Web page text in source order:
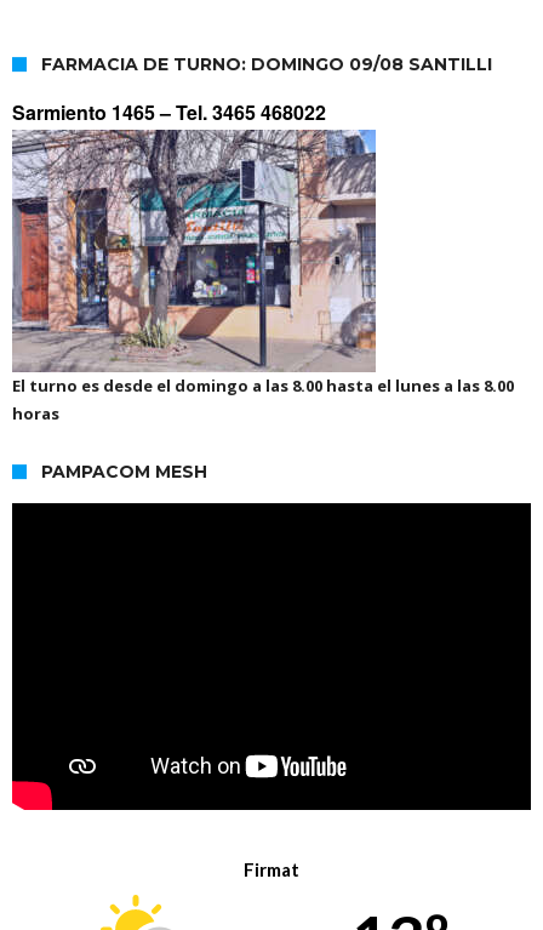
FARMACIA DE TURNO: DOMINGO 09/08 SANTILLI
Sarmiento 1465 –Tel. 3465 468022
El turno es desde el domingo a las 8.00 hasta el lunes a las 8.00
horas
PAMPACOM MESH
Firmat